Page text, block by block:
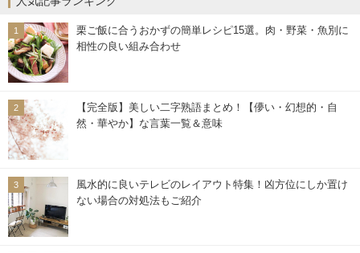
栗ご飯に合うおかずの簡単レシピ15選。肉・野菜・魚別に
相性の良い組み合わせ
【完全版】美しい二字熟語まとめ！【儚い・幻想的・自
然・華やか】な言葉一覧＆意味
風水的に良いテレビのレイアウト特集！凶方位にしか置け
ない場合の対処法もご紹介